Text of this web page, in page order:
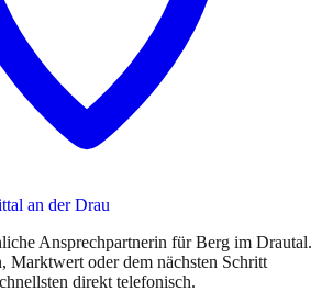
an der Drau
Ansprechpartnerin für Berg im Drautal.
Marktwert oder dem nächsten Schritt
direkt telefonisch.